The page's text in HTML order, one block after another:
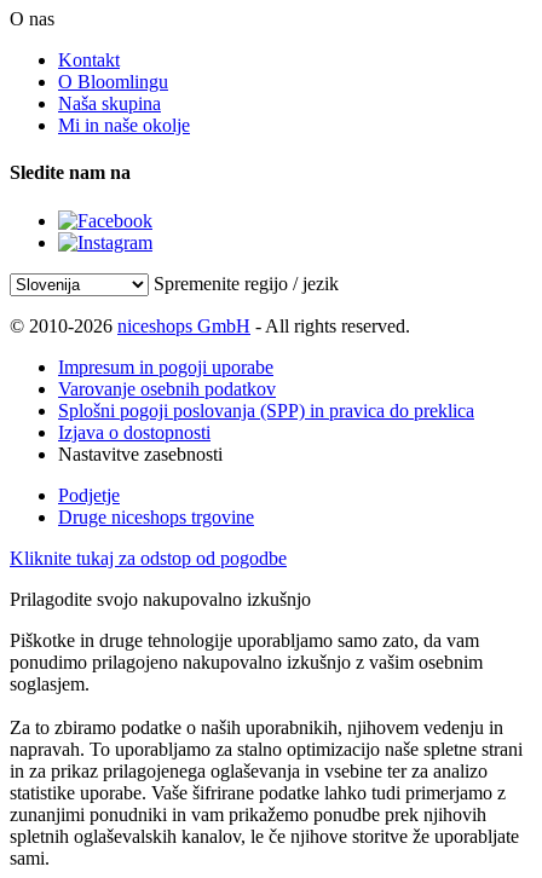
O nas
Kontakt
O Bloomlingu
Naša skupina
Mi in naše okolje
Sledite nam na
Spremenite regijo / jezik
© 2010-2026 niceshops GmbH - All rights reserved.
Impresum in pogoji uporabe
Varovanje osebnih podatkov
Splošni pogoji poslovanja (SPP) in pravica do preklica
Izjava o dostopnosti
Nastavitve zasebnosti
Podjetje
Druge niceshops trgovine
Kliknite tukaj za odstop od pogodbe
Prilagodite svojo nakupovalno izkušnjo
Piškotke in druge tehnologije uporabljamo samo zato, da vam
ponudimo prilagojeno nakupovalno izkušnjo z vašim osebnim
soglasjem.
Za to zbiramo podatke o naših uporabnikih, njihovem vedenju in
napravah. To uporabljamo za stalno optimizacijo naše spletne strani
in za prikaz prilagojenega oglaševanja in vsebine ter za analizo
statistike uporabe. Vaše šifrirane podatke lahko tudi primerjamo z
zunanjimi ponudniki in vam prikažemo ponudbe prek njihovih
spletnih oglaševalskih kanalov, le če njihove storitve že uporabljate
sami.